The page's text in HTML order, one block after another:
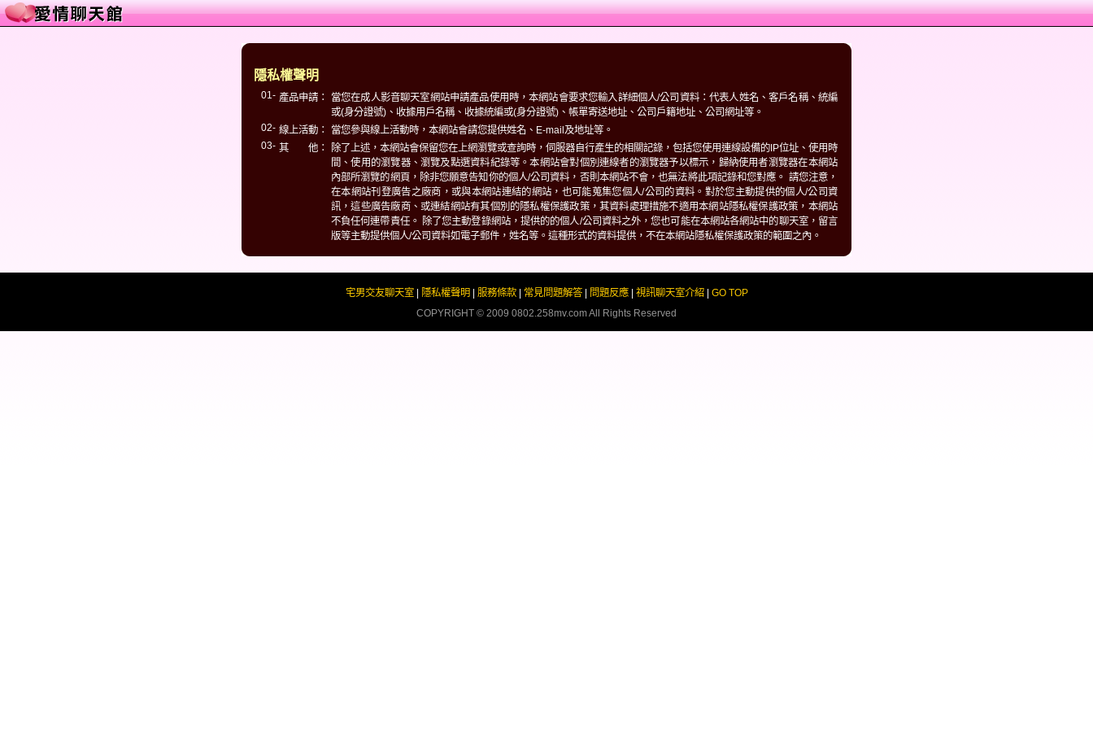
隱私權聲明
01- 產品申請：
當您在成人影音聊天室網站申請產品使用時，本網站會要求您輸入詳細個人/公司資料：代表人姓名、客戶名稱、統編
或(身分證號)、收據用戶名稱、收據統編或(身分證號)、帳單寄送地址、公司戶籍地址、公司網址等。
02- 線上活動：
當您參與線上活動時，本網站會請您提供姓名、E-mail及地址等。
03- 其 他：
除了上述，本網站會保留您在上網瀏覽或查詢時，伺服器自行產生的相關記錄，包括您使用連線設備的IP位址、使用時
間、使用的瀏覽器、瀏覽及點選資料紀錄等。本網站會對個別連線者的瀏覽器予以標示，歸納使用者瀏覽器在本網站
內部所瀏覽的網頁，除非您願意告知你的個人/公司資料，否則本網站不會，也無法將此項記錄和您對應。 請您注意，
在本網站刊登廣告之廠商，或與本網站連結的網站，也可能蒐集您個人/公司的資料。對於您主動提供的個人/公司資
訊，這些廣告廠商、或連結網站有其個別的隱私權保護政策，其資料處理措施不適用本網站隱私權保護政策，本網站
不負任何連帶責任。 除了您主動登錄網站，提供的的個人/公司資料之外，您也可能在本網站各網站中的聊天室，留言
版等主動提供個人/公司資料如電子郵件，姓名等。這種形式的資料提供，不在本網站隱私權保護政策的範圍之內。
宅男交友聊天室| 隱私權聲明 服務條款| 常見問題解答| 問題反應| 視訊聊天室介紹| GO TOP
COPYRIGHT © 2009 0802.258mv.comAll Rights Reserved